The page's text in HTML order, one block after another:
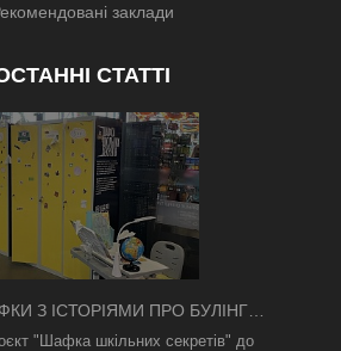
заклади
СТАТТІ
З ІСТОРІЯМИ ПРО БУЛІНГ
В КИЄВІ
"Шафка шкільних секретів" до